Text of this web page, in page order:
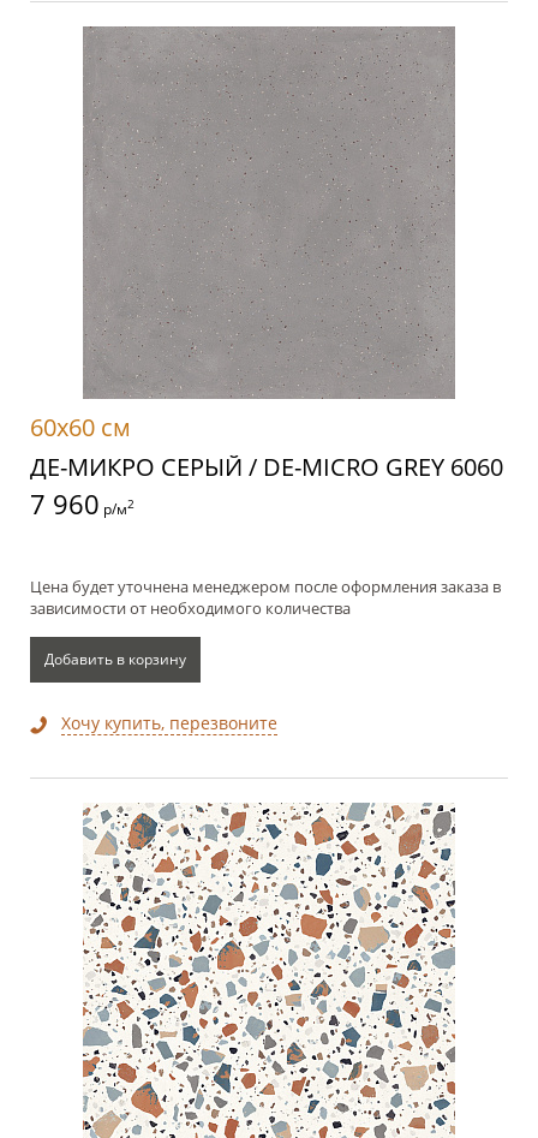
60x60 см
ДЕ-МИКРО СЕРЫЙ / DE-MICRO GREY 6060
7 960 р/м2
Цена будет уточнена менеджером после оформления заказа в
зависимости от необходимого количества
Добавить в корзину
Хочу купить, перезвоните